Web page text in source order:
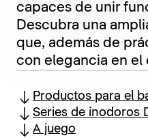
capaces de unir
Descubra una
que, además de
con elegancia en el
Productos para el
Series de inodoros
A juego